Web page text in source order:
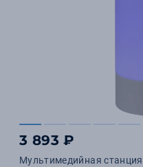
3 893 ₽
Мультимедийная